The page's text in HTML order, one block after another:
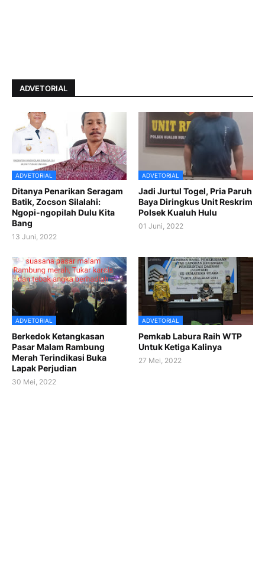
ADVETORIAL
ADVETORIAL
Ditanya Penarikan Seragam
Batik, Zocson Silalahi:
Ngopi-ngopilah Dulu Kita
Bang
13 Juni, 2022
ADVETORIAL
Jadi Jurtul Togel, Pria Paruh
Baya Diringkus Unit Reskrim
Polsek Kualuh Hulu
01 Juni, 2022
ADVETORIAL
Berkedok Ketangkasan
Pasar Malam Rambung
Merah Terindikasi Buka
Lapak Perjudian
30 Mei, 2022
ADVETORIAL
Pemkab Labura Raih WTP
Untuk Ketiga Kalinya
27 Mei, 2022